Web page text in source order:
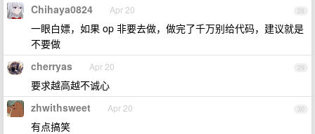
28
Chihaya0824 Apr 20
一眼白嫖，如果 op 非要去做，做完了千万别给代码，建议就是
不要做
29
cherryas Apr 20
要求越高越不诚心
30
zhwithsweet Apr 20
有点搞笑